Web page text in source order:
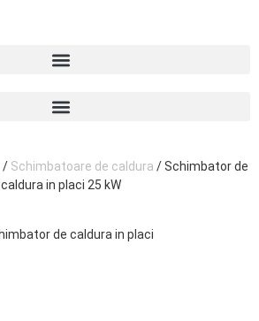
/ Schimbatoare de caldura / Schimbator de
caldura in placi 25 kW